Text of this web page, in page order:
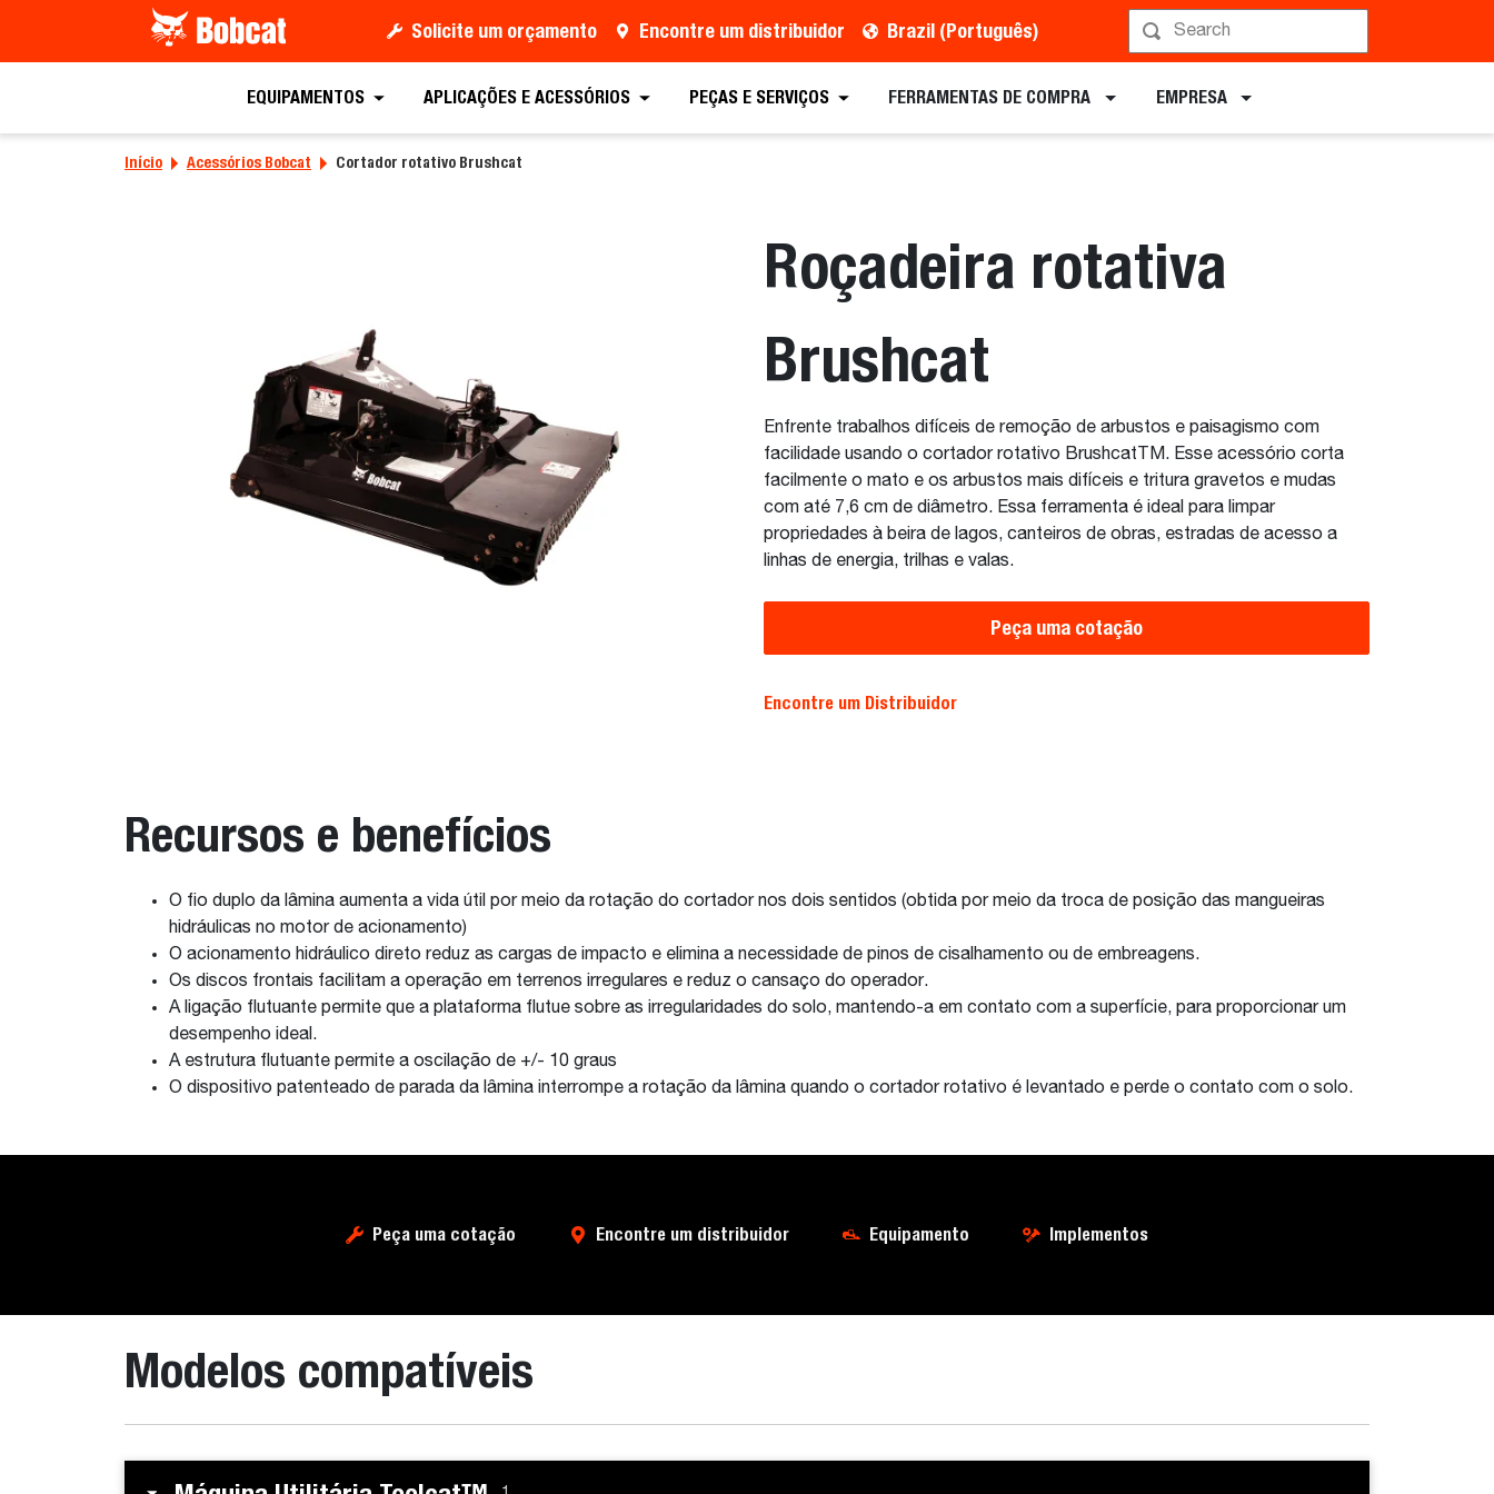
Solicite um orçamento Encontre um distribuidor Brazil (Português)
EQUIPAMENTOS APLICAÇÕES E ACESSÓRIOS PEÇAS E SERVIÇOS FERRAMENTAS DE COMPRA EMPRESA
Início Acessórios Bobcat Cortador rotativo Brushcat
Roçadeira rotativa
Brushcat
Enfrente trabalhos difíceis de remoção de arbustos e paisagismo com
facilidade usando o cortador rotativo BrushcatTM. Esse acessório corta
facilmente o mato e os arbustos mais difíceis e tritura gravetos e mudas
com até 7,6 cm de diâmetro. Essa ferramenta é ideal para limpar
propriedades à beira de lagos, canteiros de obras, estradas de acesso a
linhas de energia, trilhas e valas.
Peça uma cotação
Encontre um Distribuidor
Recursos e benefícios
O fio duplo da lâmina aumenta a vida útil por meio da rotação do cortador nos dois sentidos (obtida por meio da troca de posição das mangueiras
hidráulicas no motor de acionamento)
O acionamento hidráulico direto reduz as cargas de impacto e elimina a necessidade de pinos de cisalhamento ou de embreagens.
Os discos frontais facilitam a operação em terrenos irregulares e reduz o cansaço do operador.
A ligação flutuante permite que a plataforma flutue sobre as irregularidades do solo, mantendo-a em contato com a superfície, para proporcionar um
desempenho ideal.
A estrutura flutuante permite a oscilação de +/- 10 graus
O dispositivo patenteado de parada da lâmina interrompe a rotação da lâmina quando o cortador rotativo é levantado e perde o contato com o solo.
Peça uma cotação Encontre um distribuidor Equipamento Implementos
Peça uma cotação Encontre um distribuidor Equipamento Implementos
Modelos compatíveis